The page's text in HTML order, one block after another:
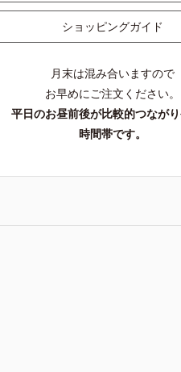
ショッピングガイド
月末は混み合いますので
お早めにご注文ください。
平日のお昼前後が比較的つなが
時間帯です。